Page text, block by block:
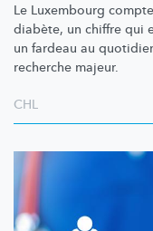
Le Luxembourg
diabète, un chiffre qui
un fardeau au
recherche majeur.
CHL